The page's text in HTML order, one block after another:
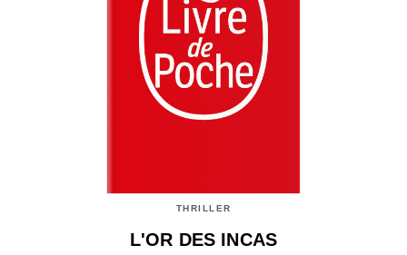
THRILLER
L'OR DES INCAS